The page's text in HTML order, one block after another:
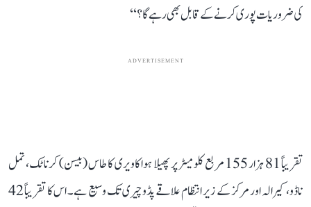
کی ضروریات پوری کرنے کے قابل بھی رہے گا؟‘‘
ADVERTISEMENT
تقریباً 81 ہزار 155 مربع کلومیٹر پر پھیلا ہوا کاویری کا طاس (بیسن) کرناٹک، تمل
ناڈو، کیرالہ اور مرکز کے زیر انتظام علاقے پڈوچیری تک وسیع ہے۔ اس کا تقریباً 42